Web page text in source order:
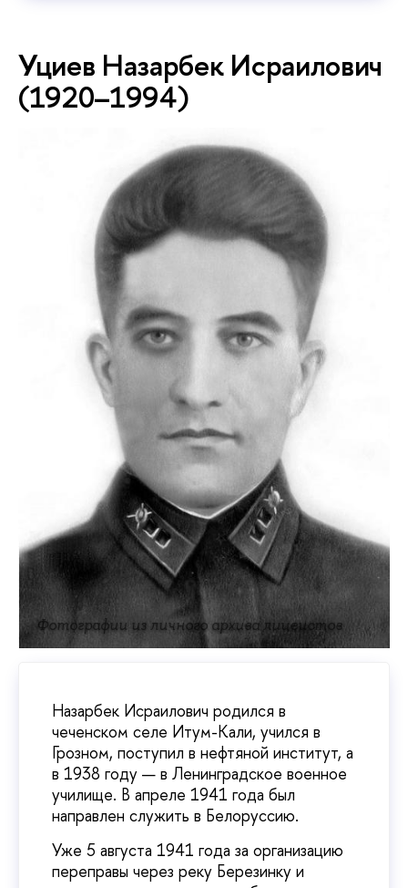
Уциев Назарбек Исраилович
(1920–1994)
Фотографии из личного архива лицеистов
Назарбек Исраилович родился в
чеченском селе Итум-Кали, учился в
Грозном, поступил в нефтяной институт, а
в 1938 году — в Ленинградское военное
училище. В апреле 1941 года был
направлен служить в Белоруссию.
Уже 5 августа 1941 года за организацию
переправы через реку Березинку и